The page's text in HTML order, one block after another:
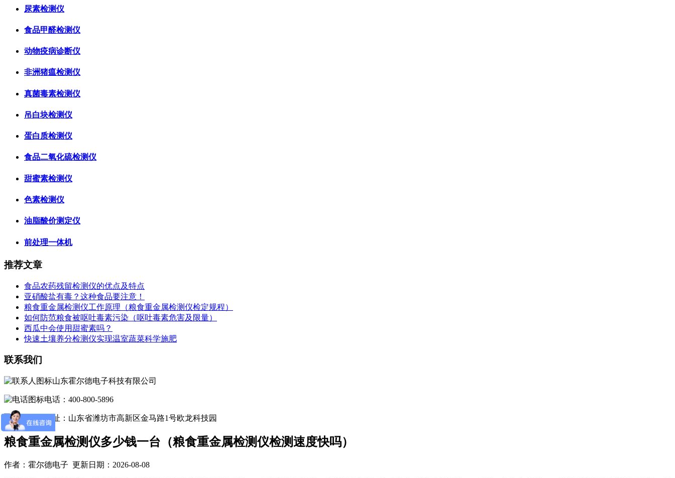
尿素检测仪
食品甲醛检测仪
动物疫病诊断仪
非洲猪瘟检测仪
真菌毒素检测仪
吊白块检测仪
蛋白质检测仪
食品二氧化硫检测仪
甜蜜素检测仪
色素检测仪
油脂酸价测定仪
前处理一体机
推荐文章
食品农药残留检测仪的优点及特点
亚硝酸盐有毒？这种食品要注意！
粮食重金属检测仪工作原理（粮食重金属检测仪检定规程）
如何防范粮食被呕吐毒素污染（呕吐毒素危害及限量）
西瓜中会使用甜蜜素吗？
快速土壤养分检测仪实现温室蔬菜科学施肥
联系我们
山东霍尔德电子科技有限公司
电话：400-800-5896
地址：山东省潍坊市高新区金马路1号欧龙科技园
粮食重金属检测仪多少钱一台（粮食重金属检测仪检测速度快吗）
作者：霍尔德电子 更新日期：2026-08-08